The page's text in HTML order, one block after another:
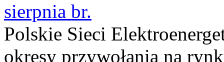
sierpnia br.
Polskie Sieci
okresy przywołania na